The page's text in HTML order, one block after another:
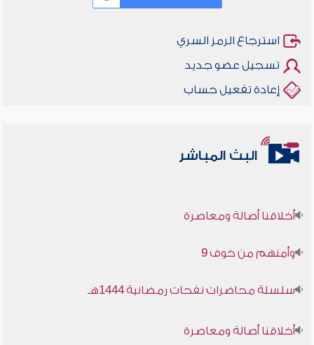
استرجاع الرمز السري
تسجيل عضو جديد
إعادة تفعيل حساب
البث المباشر
أخلاقنا أصالة ومعاصرة
وأمنهم من خوف 9
سلسلة محاضرات نفحات رمضانية 1444هـ
أخلاقنا أصالة ومعاصرة